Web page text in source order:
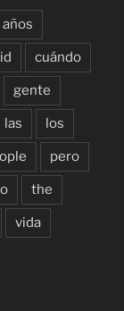
años
cuándo
gente
las los
pero
the
vida